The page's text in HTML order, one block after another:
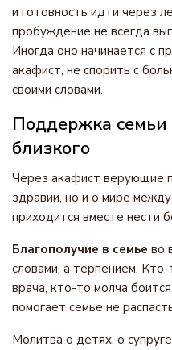
и готовность идти через
пробуждение не всегда
Иногда оно начинается с
акафист, не спорить с
своими словами.
Поддержка семьи
близкого
Через акафист верующие
здравии, но и о мире
приходится вместе нести
Благополучие в семье во
словами, а терпением.
врача, кто-то молча
помогает семье не
Молитва о детях, о